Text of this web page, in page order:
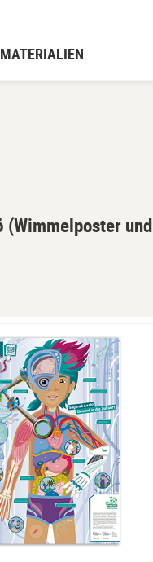
MATERIALIEN
(Wimmelposter und